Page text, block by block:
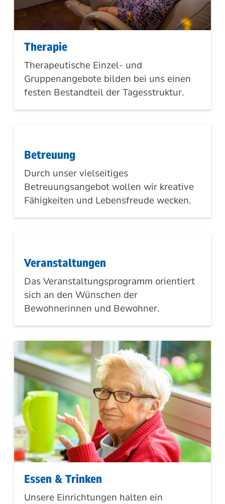
Therapie
Therapeutische Einzel- und
Gruppenangebote bilden bei uns einen
festen Bestandteil der Tagesstruktur.
Betreuung
Durch unser vielseitiges
Betreuungsangebot wollen wir kreative
Fähigkeiten und Lebensfreude wecken.
Veranstaltungen
Das Veranstaltungsprogramm orientiert
sich an den Wünschen der
Bewohnerinnen und Bewohner.
Essen & Trinken
Unsere Einrichtungen halten ein